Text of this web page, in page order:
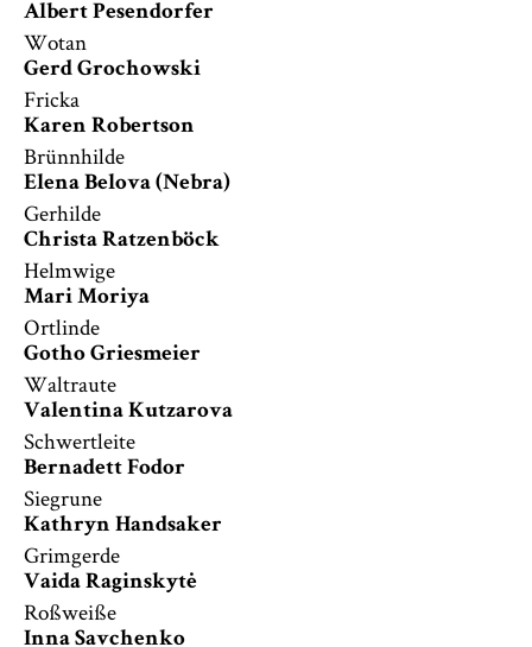
Albert Pesendorfer
Wotan
Gerd Grochowski
Fricka
Karen Robertson
Brünnhilde
Elena Belova (Nebra)
Gerhilde
Christa Ratzenböck
Helmwige
Mari Moriya
Ortlinde
Gotho Griesmeier
Waltraute
Valentina Kutzarova
Schwertleite
Bernadett Fodor
Siegrune
Kathryn Handsaker
Grimgerde
Vaida Raginskytė
Roßweiße
Inna Savchenko